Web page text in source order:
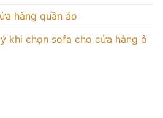
hàng quần áo
khi chọn sofa cho cửa hàng ô